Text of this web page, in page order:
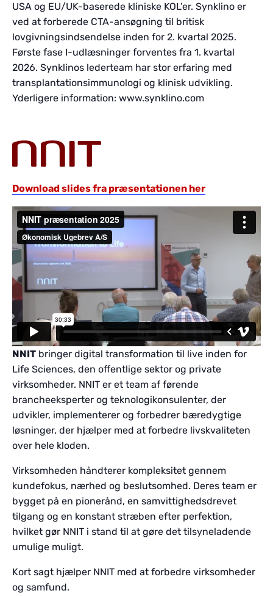
USA og EU/UK-baserede kliniske KOL’er. Synklino er
ved at forberede CTA-ansøgning til britisk
lovgivningsindsendelse inden for 2. kvartal 2025.
Første fase I-udlæsninger forventes fra 1. kvartal
2026. Synklinos lederteam har stor erfaring med
transplantationsimmunologi og klinisk udvikling.
Yderligere information: www.synklino.com
Download slides fra præsentationen her
NNIT bringer digital transformation til live inden for
Life Sciences, den offentlige sektor og private
virksomheder. NNIT er et team af førende
brancheeksperter og teknologikonsulenter, der
udvikler, implementerer og forbedrer bæredygtige
løsninger, der hjælper med at forbedre livskvaliteten
over hele kloden.
Virksomheden håndterer kompleksitet gennem
kundefokus, nærhed og beslutsomhed. Deres team er
bygget på en pionerånd, en samvittighedsdrevet
tilgang og en konstant stræben efter perfektion,
hvilket gør NNIT i stand til at gøre det tilsyneladende
umulige muligt.
Kort sagt hjælper NNIT med at forbedre virksomheder
og samfund.